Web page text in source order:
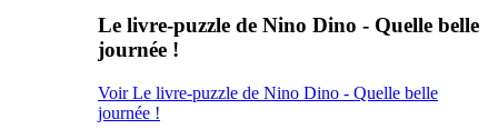
Le livre-puzzle de Nino Dino - Quelle belle
journée !
Voir Le livre-puzzle de Nino Dino - Quelle belle
journée !